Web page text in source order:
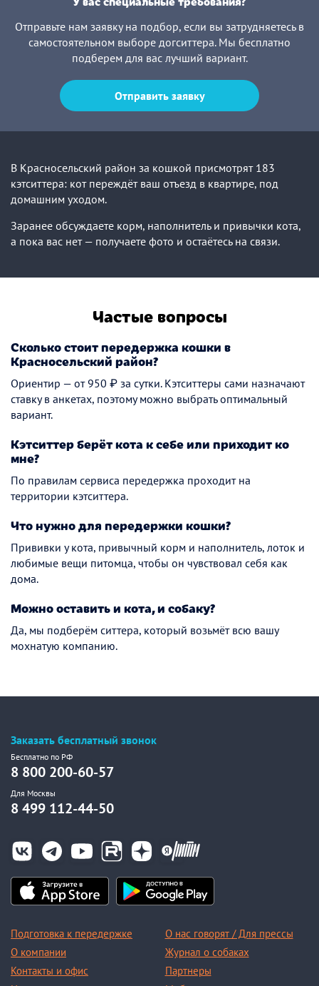
Отправьте нам заявку на подбор, если вы затрудняетесь в
самостоятельном выборе догситтера. Мы бесплатно
подберем для вас лучший вариант.
Отправить заявку
В Красносельский район за кошкой присмотрят 183
кэтситтера: кот переждёт ваш отъезд в квартире, под
домашним уходом.
Заранее обсуждаете корм, наполнитель и привычки кота,
а пока вас нет — получаете фото и остаётесь на связи.
Частые вопросы
Сколько стоит передержка кошки в
Красносельский район?
Ориентир — от 950 ₽ за сутки. Кэтситтеры сами назначают
ставку в анкетах, поэтому можно выбрать оптимальный
вариант.
Кэтситтер берёт кота к себе или приходит ко
мне?
По правилам сервиса передержка проходит на
территории кэтситтера.
Что нужно для передержки кошки?
Прививки у кота, привычный корм и наполнитель, лоток и
любимые вещи питомца, чтобы он чувствовал себя как
дома.
Можно оставить и кота, и собаку?
Да, мы подберём ситтера, который возьмёт всю вашу
мохнатую компанию.
Заказать бесплатный звонок
Бесплатно по РФ
8 800 200-60-57
Для Москвы
8 499 112-44-50
Подготовка к передержке
О компании
Контакты и офис
О нас говорят / Для прессы
Журнал о собаках
Партнеры